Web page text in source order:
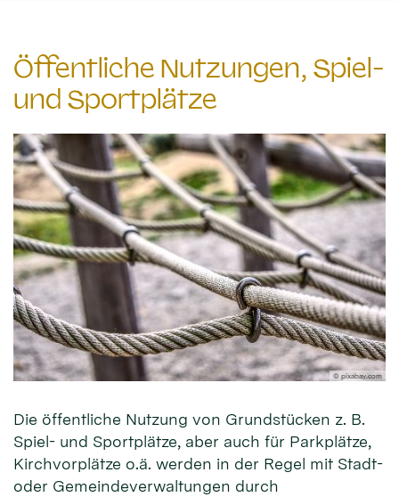
Öffentliche Nutzungen, Spiel-
und Sportplätze
© pixabay.com
Die öffentliche Nutzung von Grundstücken z. B.
Spiel- und Sportplätze, aber auch für Parkplätze,
Kirchvorplätze o.ä. werden in der Regel mit Stadt-
oder Gemeindeverwaltungen durch